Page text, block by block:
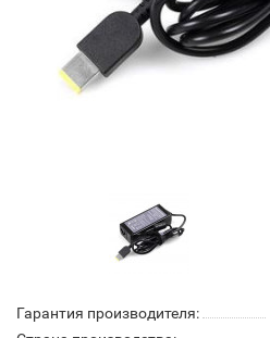
Гарантия производителя: